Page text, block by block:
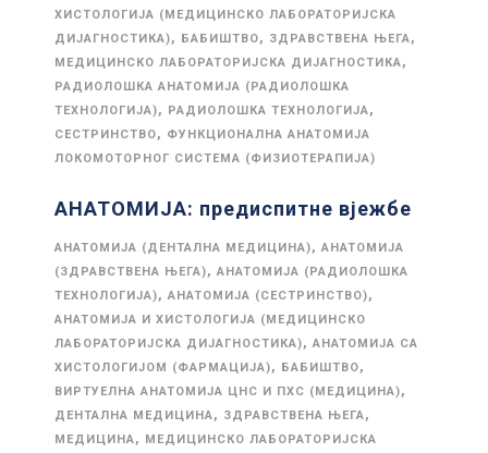
ХИСТОЛОГИЈА (МЕДИЦИНСКО ЛАБОРАТОРИЈСКА
ДИЈАГНОСТИКА), БАБИШТВО, ЗДРАВСТВЕНА ЊЕГА,
МЕДИЦИНСКО ЛАБОРАТОРИЈСКА ДИЈАГНОСТИКА,
РАДИОЛОШКА АНАТОМИЈА (РАДИОЛОШКА
ТЕХНОЛОГИЈА), РАДИОЛОШКА ТЕХНОЛОГИЈА,
СЕСТРИНСТВО, ФУНКЦИОНАЛНА АНАТОМИЈА
ЛОКОМОТОРНОГ СИСТЕМА (ФИЗИОТЕРАПИЈА)
АНАТОМИЈА: предиспитне вјежбе
АНАТОМИЈА (ДЕНТАЛНА МЕДИЦИНА), АНАТОМИЈА
(ЗДРАВСТВЕНА ЊЕГА), АНАТОМИЈА (РАДИОЛОШКА
ТЕХНОЛОГИЈА), АНАТОМИЈА (СЕСТРИНСТВО),
АНАТОМИЈА И ХИСТОЛОГИЈА (МЕДИЦИНСКО
ЛАБОРАТОРИЈСКА ДИЈАГНОСТИКА), АНАТОМИЈА СА
ХИСТОЛОГИЈОМ (ФАРМАЦИЈА), БАБИШТВО,
ВИРТУЕЛНА АНАТОМИЈА ЦНС И ПХС (МЕДИЦИНА),
ДЕНТАЛНА МЕДИЦИНА, ЗДРАВСТВЕНА ЊЕГА,
МЕДИЦИНА, МЕДИЦИНСКО ЛАБОРАТОРИЈСКА